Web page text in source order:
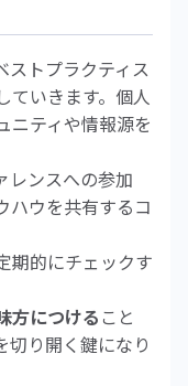
ストプラクティス
ていきます。個人
ニティや情報源を
レンスへの参加
ハウを共有するコ
期的にチェックす
方につける こと
切り開く鍵になり